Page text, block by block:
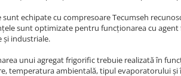
sunt echipate cu compresoare Tecumseh
sunt optimizate pentru funcționarea cu
și industriale.
unui agregat frigorific trebuie realizată în
temperatura ambientală, tipul evaporatorului